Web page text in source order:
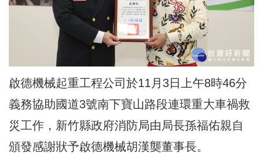
啟德機械起重工程公司於11月3日上午8時46分
義務協助國道3號南下寶山路段連環重大車禍救
災工作，新竹縣政府消防局由局長孫福佑親自
頒發感謝狀予啟德機械胡漢龑董事長。